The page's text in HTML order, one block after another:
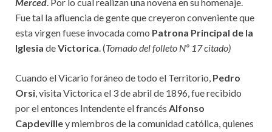
Fue tal la afluencia de gente que creyeron conveniente que
esta virgen fuese invocada como Patrona Principal de la
Iglesia deVictorica. (Tomado del folleto Nº 17 citado)
Cuando el Vicario foráneo de todo el Territorio, Pedro
Orsi, visita Victorica el 3 de abril de 1896, fue recibido
por el entonces Intendente el francés Alfonso
Capdevilley miembros de la comunidad católica, quienes